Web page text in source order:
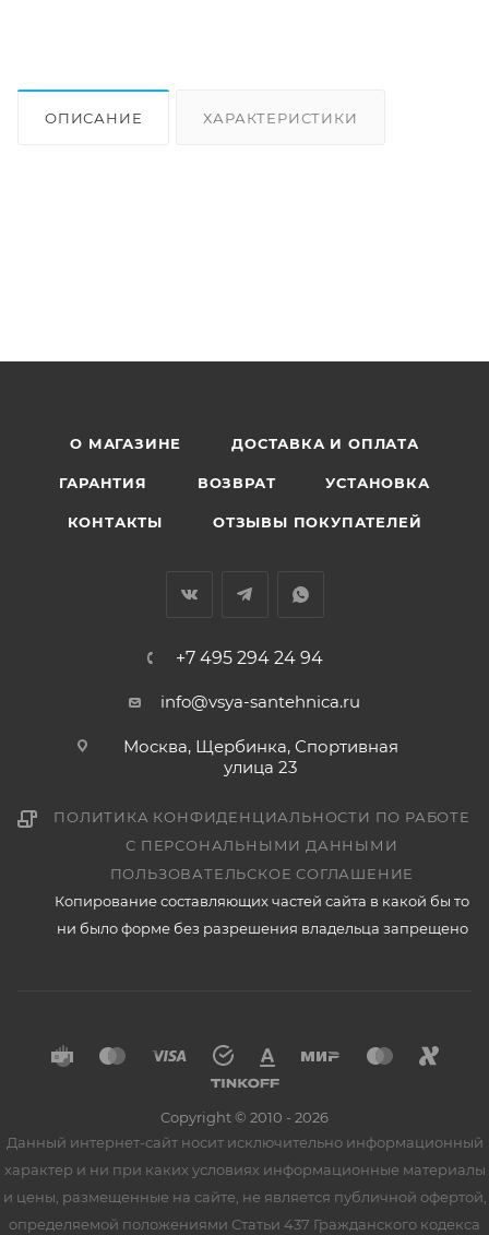
ОПИСАНИЕ ХАРАКТЕРИСТИКИ
О МАГАЗИНЕ ДОСТАВКА И ОПЛАТА
ГАРАНТИЯ ВОЗВРАТ УСТАНОВКА
КОНТАКТЫ ОТЗЫВЫ ПОКУПАТЕЛЕЙ
+7 495 294 24 94
info@vsya-santehnica.ru
Москва, Щербинка, Спортивная
улица 23
ПОЛИТИКА КОНФИДЕНЦИАЛЬНОСТИ ПО РАБОТЕ
С ПЕРСОНАЛЬНЫМИ ДАННЫМИ
ПОЛЬЗОВАТЕЛЬСКОЕ СОГЛАШЕНИЕ
Копирование составляющих частей сайта в какой бы то
ни было форме без разрешения владельца запрещено
Copyright © 2010 - 2026
Данный интернет-сайт носит исключительно информационный
характер и ни при каких условиях информационные материалы
и цены, размещенные на сайте, не является публичной офертой,
определяемой положениями Статьи 437 Гражданского кодекса